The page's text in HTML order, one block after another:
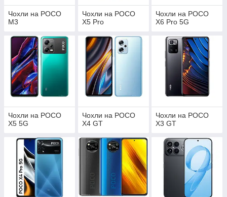
Чохли на POCO
M3
Чохли на POCO
X5 Pro
Чохли на POCO
X6 Pro 5G
Чохли на POCO
X5 5G
Чохли на POCO
X4 GT
Чохли на POCO
X3 GT